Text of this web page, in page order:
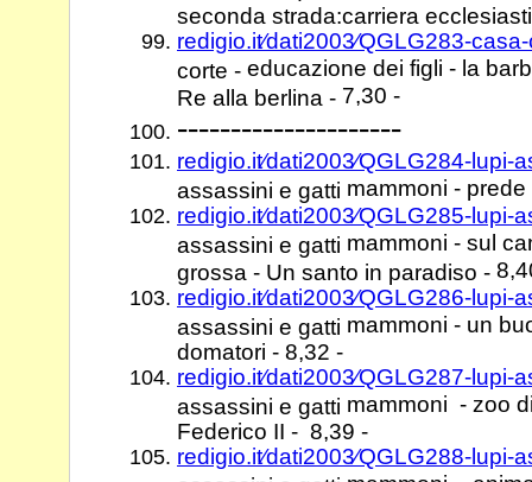
seconda strada:carriera
redigio.it⁄dati2003⁄QGLG283-
corte - educazione dei figli - la
Re alla berlina - 7,30 -
---------------------
redigio.it⁄dati2003⁄QGLG284-lupi-
assassini e gatti mammoni -
redigio.it⁄dati2003⁄QGLG285-lupi-
assassini e gatti mammoni - sul
grossa - Un santo in paradiso -
redigio.it⁄dati2003⁄QGLG286-lupi-
assassini e gatti mammoni - un
domatori - 8,32 -
redigio.it⁄dati2003⁄QGLG287-lupi-
assassini e gatti mammoni - zoo
Federico II - 8,39 -
redigio.it⁄dati2003⁄QGLG288-lupi-